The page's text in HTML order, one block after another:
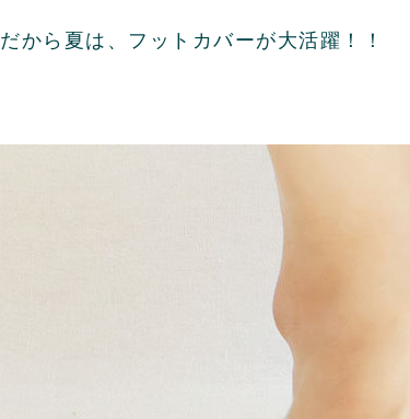
だから夏は、フットカバーが大活躍！！